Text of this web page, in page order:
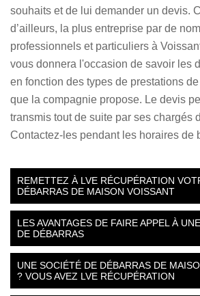
souhaits et de lui demander un devis.
d’ailleurs, la plus entreprise par de
professionnels et particuliers à
vous donnera l'occasion de savoir les
en fonction des types de prestations
que la compagnie propose. Le devis
transmis tout de suite par ses chargés
Contactez-les pendant les horaires de
REMETTEZ À LVE RÉCUPÉRATION
DÉBARRAS DE MAISON VOISSANT
LES AVANTAGES DE FAIRE APPEL À
DE DÉBARRAS
UNE SOCIÉTÉ DE DÉBARRAS DE
? VOUS AVEZ LVE RÉCUPÉRATION